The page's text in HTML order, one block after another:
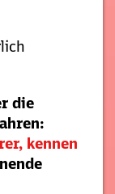
die
kennen